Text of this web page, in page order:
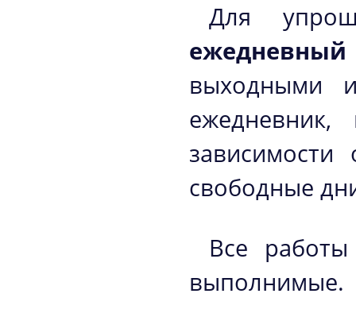
Для
выходными
свободные
Все
выполнимые.